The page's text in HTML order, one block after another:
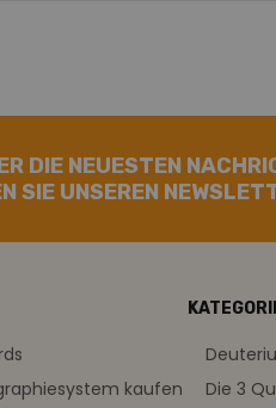
DIE NEUESTEN
SIE UNSEREN
kaufen
Die 3